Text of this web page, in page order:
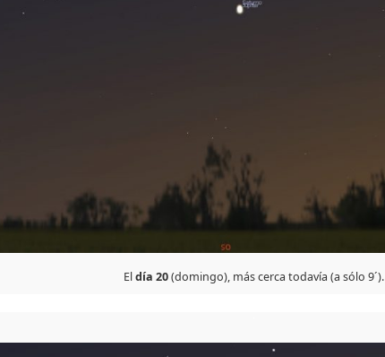
Eldía 20(domingo), más cerca todavía (a sólo 9´).